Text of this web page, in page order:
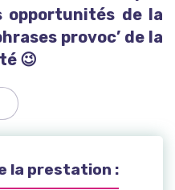
la prestation :
opportunités de la
provoc’ de la
😉